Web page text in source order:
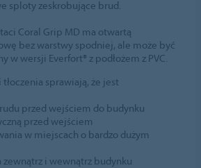
sploty zeskrobujące brud.
Coral Grip MD ma otwartą
bez warstwy spodniej, ale może być
w wersji Everfort® z podłożem z PVC.
sprawiają, że jest
przed wejściem do budynku
przed wejściem
w miejscach o bardzo dużym
zewnątrz i wewnątrz budynku